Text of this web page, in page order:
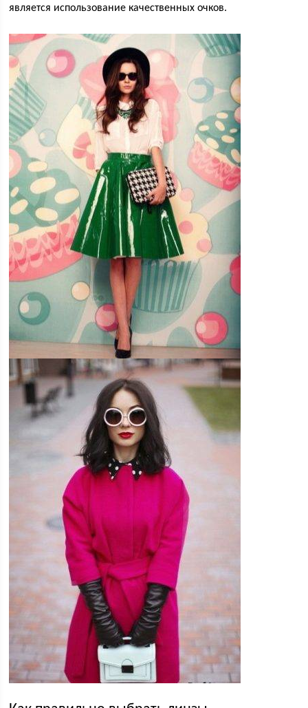
является использование качественных очков.